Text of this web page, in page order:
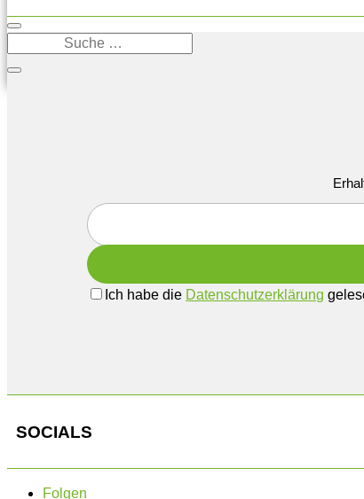
Ich habe die Datenschutzerklärung
SOCIALS
Folgen